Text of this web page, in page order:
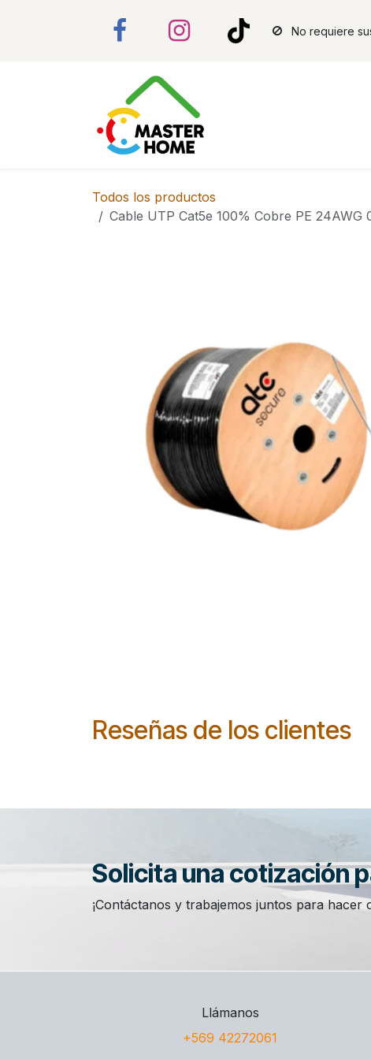
No requiere
Todos los productos
Cable UTP Cat5e 100% Cobre PE
Reseñas de los clientes
Solicita una cotización
¡Contáctanos y trabajemos juntos para hacer
Llámanos
+569 42272061